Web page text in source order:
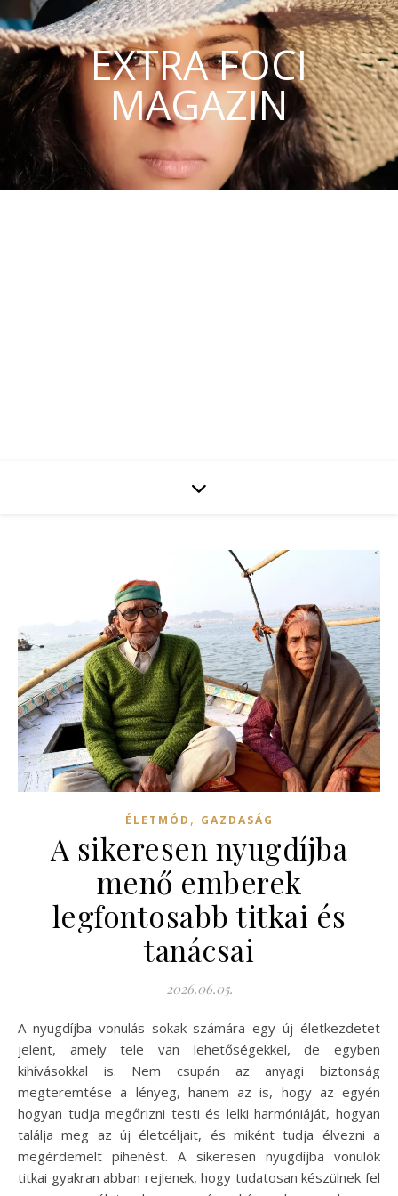
EXTRA FOCI
MAGAZIN
ÉLETMÓD , GAZDASÁG
A sikeresen nyugdíjba
menő emberek
legfontosabb titkai és
tanácsai
2026.06.05.
A nyugdíjba vonulás sokak számára egy új életkezdetet
jelent, amely tele van lehetőségekkel, de egyben
kihívásokkal is. Nem csupán az anyagi biztonság
megteremtése a lényeg, hanem az is, hogy az egyén
hogyan tudja megőrizni testi és lelki harmóniáját, hogyan
találja meg az új életcéljait, és miként tudja élvezni a
megérdemelt pihenést. A sikeresen nyugdíjba vonulók
titkai gyakran abban rejlenek, hogy tudatosan készülnek fel